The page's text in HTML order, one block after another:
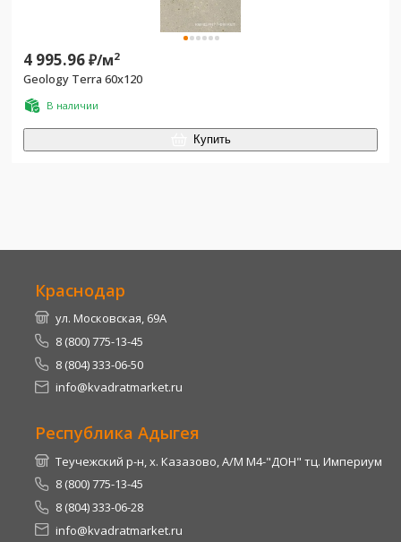
4 995.96₽/м2
Geology Terra 60x120
В наличии
Купить
Краснодар
ул. Московская, 69А
8 (800) 775-13-45
8 (804) 333-06-50
info@kvadratmarket.ru
Республика Адыгея
Теучежский р-н, х. Казазово, А/М М4-"ДОН" тц. Империум
8 (800) 775-13-45
8 (804) 333-06-28
info@kvadratmarket.ru